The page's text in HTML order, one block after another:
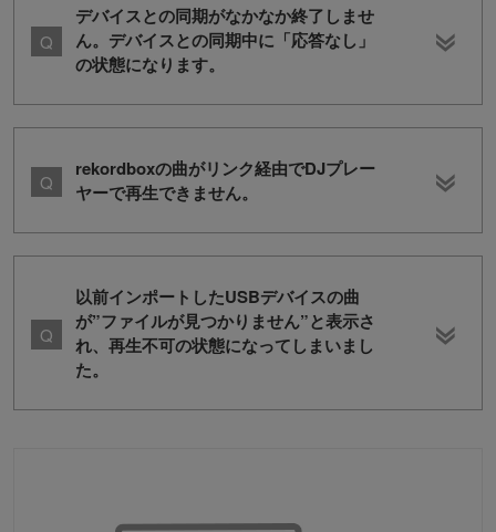
デバイスとの同期がなかなか終了しませ
ん。デバイスとの同期中に「応答なし」
の状態になります。
rekordboxの曲がリンク経由でDJプレー
ヤーで再生できません。
以前インポートしたUSBデバイスの曲
が”ファイルが見つかりません”と表示さ
れ、再生不可の状態になってしまいまし
た。